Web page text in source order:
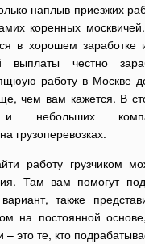
наплыв приезжих
коренных
в хорошем заработке
выплаты честно
работу в Москве
чем вам кажется. В
грузоперевозках.
работу грузчиком
Там вам помогут
также
на постоянной
– это те, кто